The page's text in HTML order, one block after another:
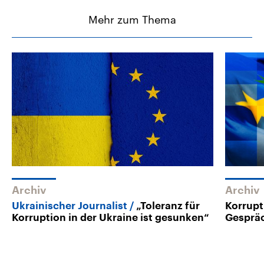
Mehr zum Thema
Archiv
Ukrainischer Journalist
„Toleranz für
Korruption in der Ukraine ist gesunken“
Archiv